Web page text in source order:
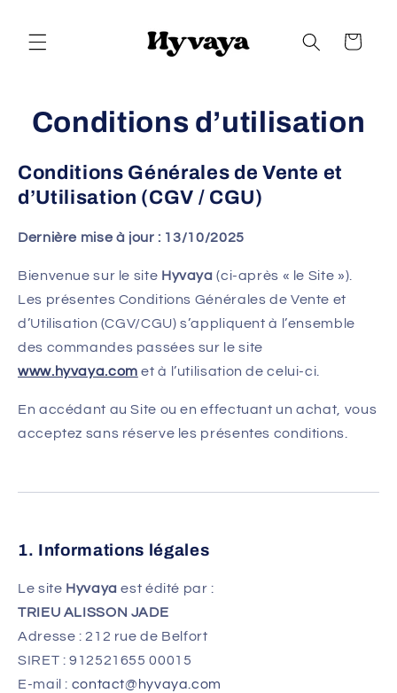
au
contenu
Panier
Conditions d’utilisation
Conditions Générales de Vente et
d’Utilisation (CGV / CGU)
Dernière mise à jour : 13/10/2025
Bienvenue sur le site Hyvaya (ci-après « le Site »).
Les présentes Conditions Générales de Vente et
d’Utilisation (CGV/CGU) s’appliquent à l’ensemble
des commandes passées sur le site
www.hyvaya.com et à l’utilisation de celui-ci.
En accédant au Site ou en effectuant un achat, vous
acceptez sans réserve les présentes conditions.
1. Informations légales
Le site Hyvaya est édité par :
TRIEU ALISSON JADE
Adresse : 212 rue de Belfort
SIRET : 912521655 00015
E-mail : contact@hyvaya.com